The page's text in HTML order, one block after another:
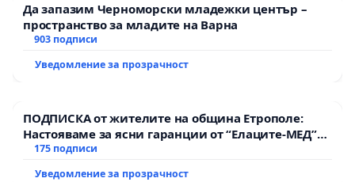
Да запазим Черноморски младежки център –
пространство за младите на Варна
903 подписи
Уведомление за прозрачност
ПОДПИСКА от жителите на община Етрополе:
Настояваме за ясни гаранции от “Елаците-МЕД”
АД и от държавата, че ще се изпълнят всички
175 подписи
Уведомление за прозрачност